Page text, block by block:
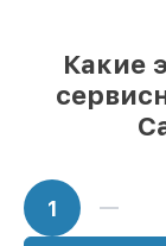
85%
Какие
1